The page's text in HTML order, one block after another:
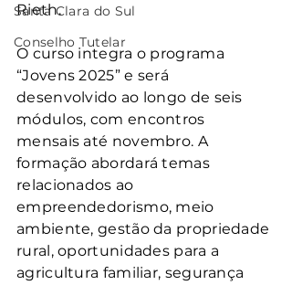
Santa Clara do Sul
Conselho Tutelar
Rieth.
O curso integra o programa
“Jovens 2025” e será
desenvolvido ao longo de seis
módulos, com encontros
mensais até novembro. A
formação abordará temas
relacionados ao
empreendedorismo, meio
ambiente, gestão da propriedade
rural, oportunidades para a
agricultura familiar, segurança